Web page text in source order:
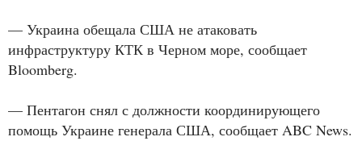
— Украина обещала США не атаковать
инфраструктуру КТК в Черном море, сообщает
Bloomberg.
— Пентагон снял с должности координирующего
помощь Украине генерала США, сообщает ABC News.